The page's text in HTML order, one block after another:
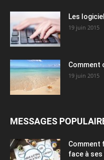
Les
19 juin 2015
Comment
19 juin 2015
MESSAGES
Comment
face à